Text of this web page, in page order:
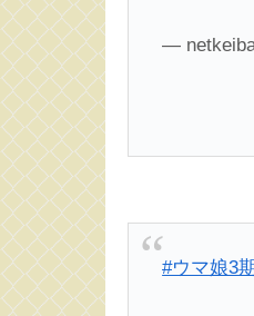
—
#ウマ娘3